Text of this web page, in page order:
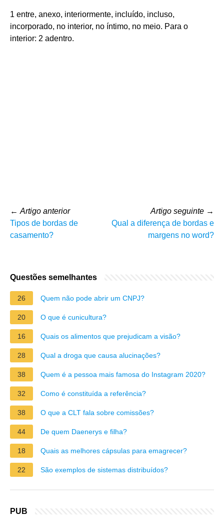
1 entre, anexo, interiormente, incluído, incluso,
incorporado, no interior, no íntimo, no meio. Para o
interior: 2 adentro.
← Artigo anterior
Tipos de bordas de
casamento?
Artigo seguinte →
Qual a diferença de bordas e
margens no word?
Questões semelhantes
26 Quem não pode abrir um CNPJ?
20 O que é cunicultura?
16 Quais os alimentos que prejudicam a visão?
28 Qual a droga que causa alucinações?
38 Quem é a pessoa mais famosa do Instagram 2020?
32 Como é constituída a referência?
38 O que a CLT fala sobre comissões?
44 De quem Daenerys e filha?
18 Quais as melhores cápsulas para emagrecer?
22 São exemplos de sistemas distribuídos?
PUB